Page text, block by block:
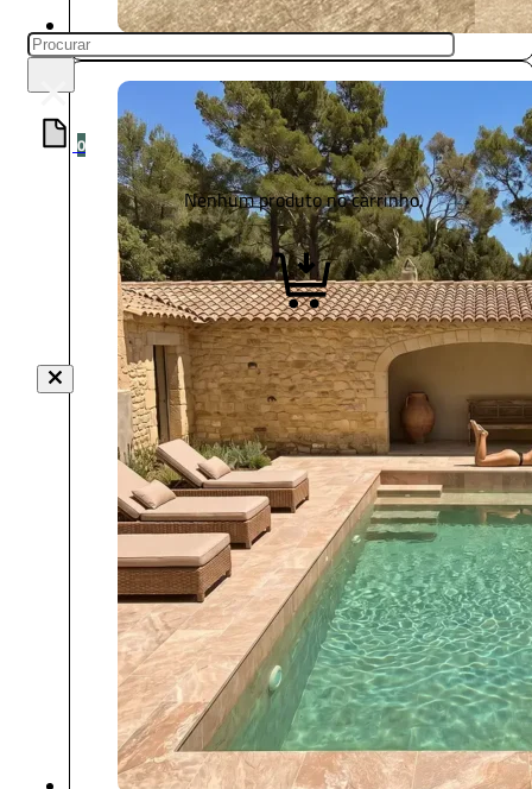
Pesquisar
×
0
Nenhum produto no carrinho.